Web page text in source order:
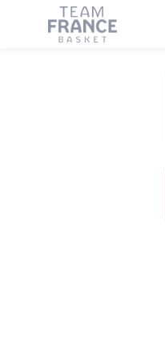
Panneau de gestion des cookies